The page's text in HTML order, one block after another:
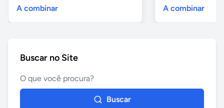
A combinar A combinar
Buscar no Site
Buscar